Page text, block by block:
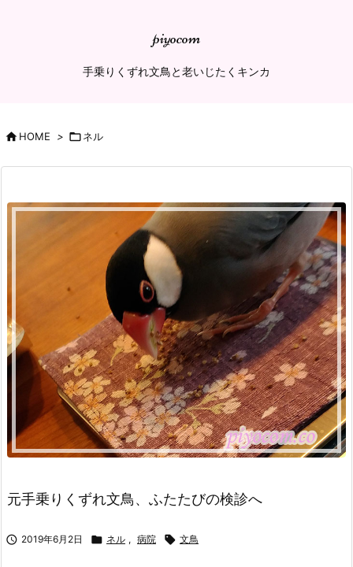
piyocom
手乗りくずれ文鳥と老いじたくキンカ
HOME > ネル
元手乗りくずれ文鳥、ふたたびの検診へ
 2019年6月2日  ネル , 病院  文鳥